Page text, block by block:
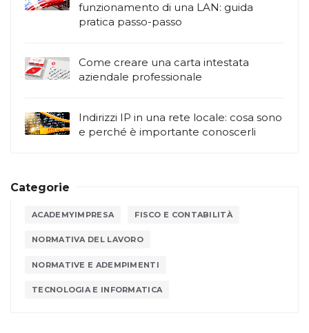
funzionamento di una LAN: guida
pratica passo-passo
Come creare una carta intestata
aziendale professionale
Indirizzi IP in una rete locale: cosa sono
e perché è importante conoscerli
Categorie
ACADEMYIMPRESA FISCO E CONTABILITÀ
NORMATIVA DEL LAVORO
NORMATIVE E ADEMPIMENTI
TECNOLOGIA E INFORMATICA